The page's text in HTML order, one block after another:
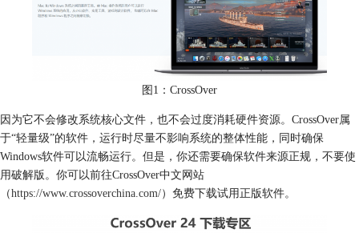
图1：CrossOver
因为它不会修改系统核心文件，也不会过度消耗硬件资源。CrossOver属
于“轻量级”的软件，运行时尽量不影响系统的整体性能，同时确保
Windows软件可以流畅运行。但是，你还需要确保软件来源正规，不要使
用破解版。你可以前往CrossOver中文网站
（https://www.crossoverchina.com/）免费下载试用正版软件。